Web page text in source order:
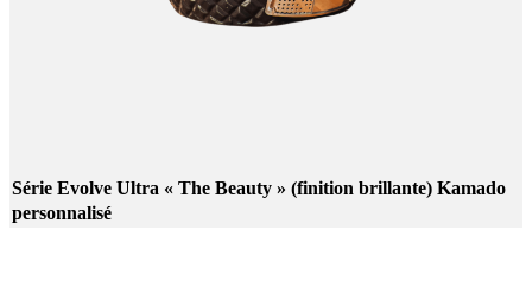
Série Evolve Ultra « The Beauty » (finition brillante) Kamado
personnalisé